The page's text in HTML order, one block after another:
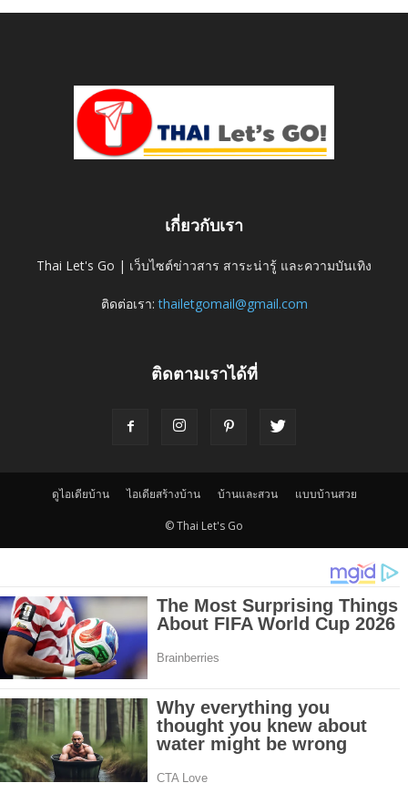
เกี่ยวกับเรา
Thai Let's Go | เว็บไซต์ข่าวสาร สาระน่ารู้ และความบันเทิง
ติดต่อเรา:thailetgomail@gmail.com
ติดตามเราได้ที่
ดูไอเดียบ้าน ไอเดียสร้างบ้าน บ้านและสวน แบบบ้านสวย
© Thai Let's Go